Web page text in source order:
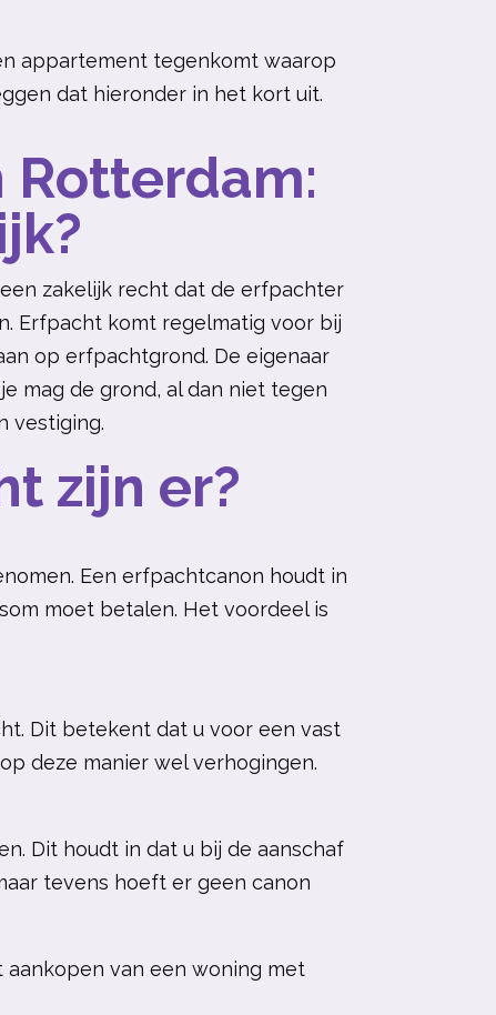
appartement tegenkomt waarop
dat hieronder in het kort uit.
Rotterdam:
zakelijk recht dat de erfpachter
Erfpacht komt regelmatig voor bij
op erfpachtgrond. De eigenaar
mag de grond, al dan niet tegen
vestiging.
zijn er?
Een erfpachtcanon houdt in
moet betalen. Het voordeel is
Dit betekent dat u voor een vast
deze manier wel verhogingen.
Dit houdt in dat u bij de aanschaf
tevens hoeft er geen canon
van een woning met